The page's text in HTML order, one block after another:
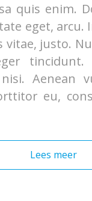
quis enim.
eget,
vitae, justo.
tincidunt.
Aenean
eu,
Lees meer